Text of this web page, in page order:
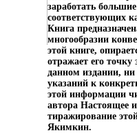
заработать
соответствующих
Книга
многообразии
этой книге,
отражает его
данном издании,
указаний к
этой информации
автора Настоящее
тиражирование
Якимкин.